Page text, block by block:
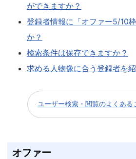
ができますか？
登録者情報に「オファー5/10
か？
検索条件は保存できますか？
求める人物像に合う登録者を
ユーザー検索・閲覧のよくある
オファー